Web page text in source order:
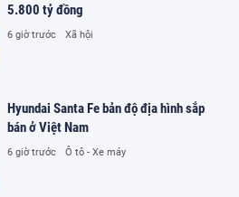
5.800 tỷ đồng
6 giờ trước Xã hội
Hyundai Santa Fe bản độ địa hình sắp
bán ở Việt Nam
6 giờ trước Ô tô - Xe máy